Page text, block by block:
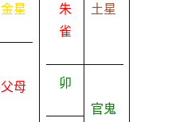
金星
父母
朱
雀
土星
卯
官鬼